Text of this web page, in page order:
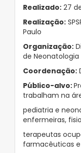
Realizado: 27
Realização:
Paulo
Organização:
de Neonatologia
Coordenação:
Público-alvo:
trabalham na
pediatria e
enfermeiras,
terapeutas
farmacêuticas e